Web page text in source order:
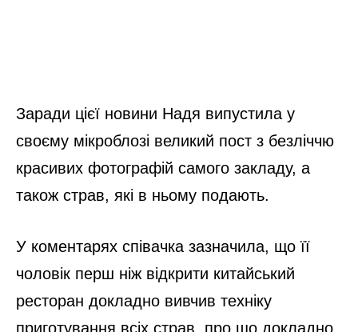
Заради цієї новини Надя випустила у
своєму мікроблозі великий пост з безліччю
красивих фотографій самого закладу, а
також страв, які в ньому подають.
У коментарях співачка зазначила, що її
чоловік перш ніж відкрити китайський
ресторан докладно вивчив техніку
приготування всіх страв, про що докладно